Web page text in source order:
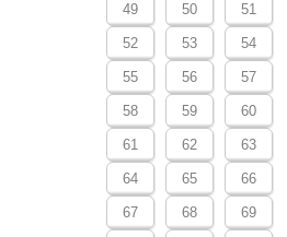
49 50 51
52 53 54
55 56 57
58 59 60
61 62 63
64 65 66
67 68 69